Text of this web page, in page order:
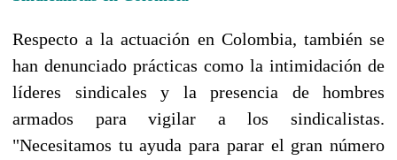
Respecto a la actuación en Colombia, también se
han denunciado prácticas como la intimidación de
líderes sindicales y la presencia de hombres
armados para vigilar a los sindicalistas.
"Necesitamos tu ayuda para parar el gran número